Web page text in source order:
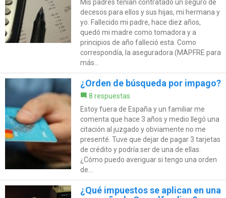
Mis padres tenían contratado un seguro de
decesos para ellos y sus hijas, mi hermana y
yo. Fallecido mi padre, hace diez años,
quedó mi madre como tomadora y a
principios de año falleció esta. Como
correspondía, la aseguradora (MAPFRE para
más...
¿Orden de búsqueda por impago?
8 respuestas
Estoy fuera de España y un familiar me
comenta que hace 3 años y medio llegó una
citación al juzgado y obviamente no me
presenté. Tuve que dejar de pagar 3 tarjetas
de crédito y podría ser de una de ellas.
¿Cómo puedo averiguar si tengo una orden
de...
¿Qué impuestos se aplican en una